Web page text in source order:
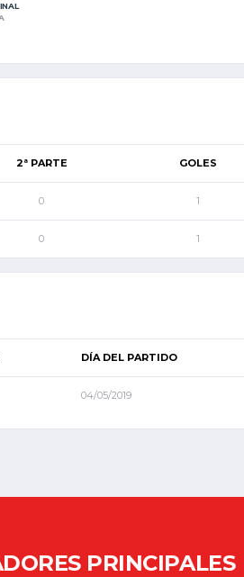
2ª PARTE GOLES
0 1
0 1
DÍA DEL PARTIDO
04/05/2019
PRINCIPALES